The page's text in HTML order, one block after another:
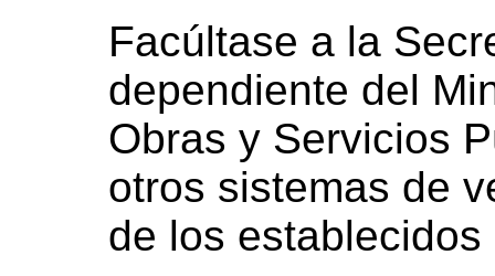
Facúltase a la
dependiente del
Obras y Servicios
otros sistemas de
de los